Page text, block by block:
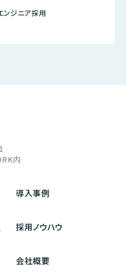
ンジニア採用
内
導入事例
採用ノウハウ
会社概要